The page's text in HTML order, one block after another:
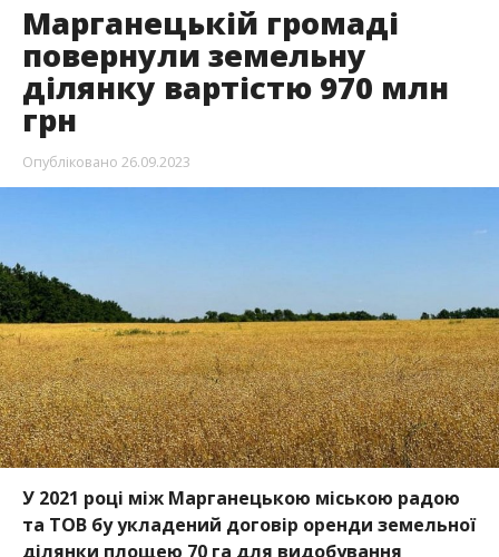
Марганецькій громаді
повернули земельну
ділянку вартістю 970 млн
грн
Опубліковано 26.09.2023
У 2021 році між Марганецькою міською радою
та ТОВ бу укладений договір оренди земельної
ділянки площею 70 га для видобування